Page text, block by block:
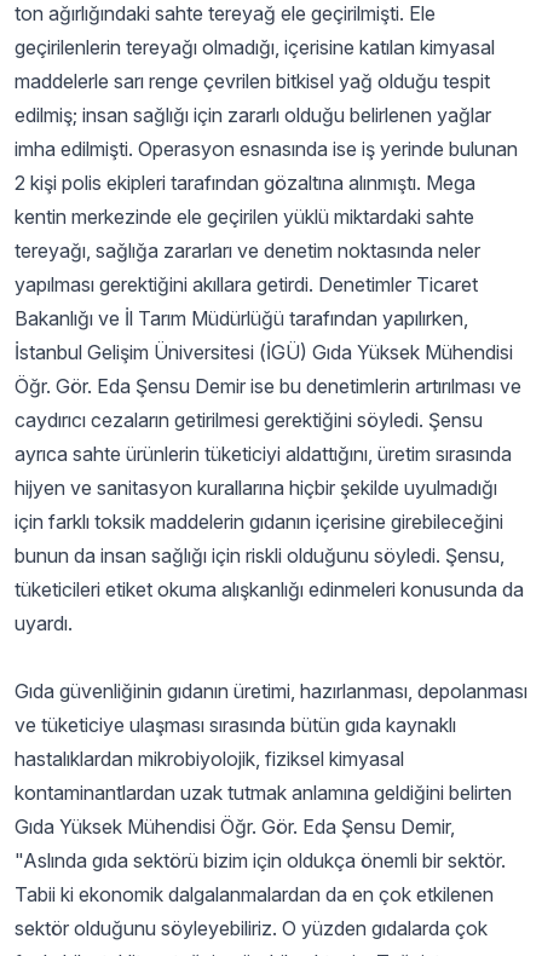
ton ağırlığındaki sahte tereyağ ele geçirilmişti. Ele
geçirilenlerin tereyağı olmadığı, içerisine katılan kimyasal
maddelerle sarı renge çevrilen bitkisel yağ olduğu tespit
edilmiş; insan sağlığı için zararlı olduğu belirlenen yağlar
imha edilmişti. Operasyon esnasında ise iş yerinde bulunan
2 kişi polis ekipleri tarafından gözaltına alınmıştı. Mega
kentin merkezinde ele geçirilen yüklü miktardaki sahte
tereyağı, sağlığa zararları ve denetim noktasında neler
yapılması gerektiğini akıllara getirdi. Denetimler Ticaret
Bakanlığı ve İl Tarım Müdürlüğü tarafından yapılırken,
İstanbul Gelişim Üniversitesi (İGÜ) Gıda Yüksek Mühendisi
Öğr. Gör. Eda Şensu Demir ise bu denetimlerin artırılması ve
caydırıcı cezaların getirilmesi gerektiğini söyledi. Şensu
ayrıca sahte ürünlerin tüketiciyi aldattığını, üretim sırasında
hijyen ve sanitasyon kurallarına hiçbir şekilde uyulmadığı
için farklı toksik maddelerin gıdanın içerisine girebileceğini
bunun da insan sağlığı için riskli olduğunu söyledi. Şensu,
tüketicileri etiket okuma alışkanlığı edinmeleri konusunda da
uyardı.
Gıda güvenliğinin gıdanın üretimi, hazırlanması, depolanması
ve tüketiciye ulaşması sırasında bütün gıda kaynaklı
hastalıklardan mikrobiyolojik, fiziksel kimyasal
kontaminantlardan uzak tutmak anlamına geldiğini belirten
Gıda Yüksek Mühendisi Öğr. Gör. Eda Şensu Demir,
"Aslında gıda sektörü bizim için oldukça önemli bir sektör.
Tabii ki ekonomik dalgalanmalardan da en çok etkilenen
sektör olduğunu söyleyebiliriz. O yüzden gıdalarda çok